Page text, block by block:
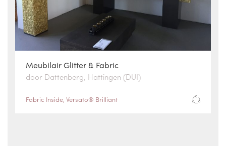
Meubilair Glitter & Fabric
door Dattenberg, Hattingen (DUI)
Fabric Inside, Versato® Brilliant